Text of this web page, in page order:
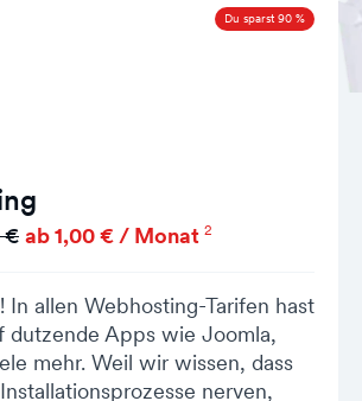
Du sparst 90 %
€ ab 1,00 € / Monat 2
allen Webhosting-Tarifen hast
dutzende Apps wie Joomla,
mehr. Weil wir wissen, dass
nerven,